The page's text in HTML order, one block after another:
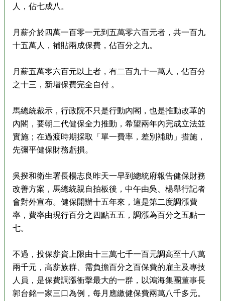
人，佔七成八。
月薪介於四萬一百零一元到五萬零六百元者，共一百九
十五萬人，補貼兩成保費，佔百分之九。
月薪五萬零六百元以上者，有二百九十一萬人，佔百分
之十三，新增保費完全自付 。
馬總統裁示，行政院不只是行動內閣，也是推動改革的
內閣，要朝二代健保全力推動，希望兩年內完成立法並
實施；在過渡時期採取「單一費率，差別補助」措施，
先彌平健保財務虧損。
吳揆和衛生署長楊志良昨天一早到總統府報告健保財務
改善方案，馬總統親自拍板後，中午由吳、楊舉行記者
會對外宣布。健保開辦十五年來，這是第二度調漲費
率，費率由現行百分之四點五五，調漲為百分之五點一
七。
不過，投保薪資上限由十三萬七千一百元調高至十八萬
兩千元，高薪族群、需負擔百分之百保費的雇主及專技
人員，是保費調漲衝擊最大的一群，以鴻海集團董事長
郭台銘一家三口為例，每月應繳健保費兩萬八千多元。